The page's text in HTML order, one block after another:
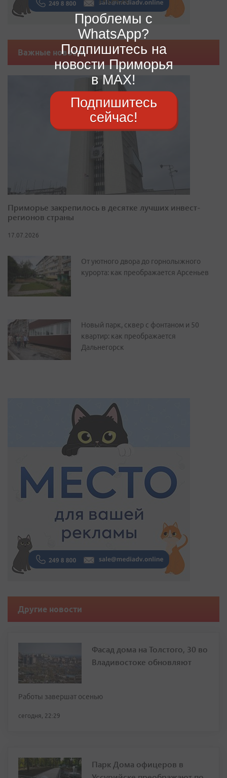
Важные новости
Приморье закрепилось в десятке лучших инвест-
регионов страны
17.07.2026
От уютного двора до горнолыжного
курорта: как преображается Арсеньев
Новый парк, сквер с фонтаном и 50
квартир: как преображается
Дальнегорск
Другие новости
Фасад дома на Толстого, 30 во
Владивостоке обновляют
Работы завершат осенью
сегодня, 22:29
Парк Дома офицеров в
Проблемы с
WhatsApp?
Подпишитесь на
новости Приморья
в MAX!
Подпишитесь
сейчас!